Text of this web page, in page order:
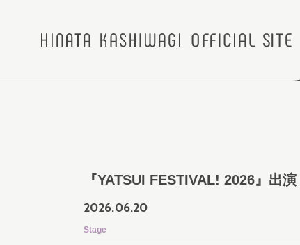
『YATSUI FESTIVAL! 2026』出演
2026.06.20
Stage